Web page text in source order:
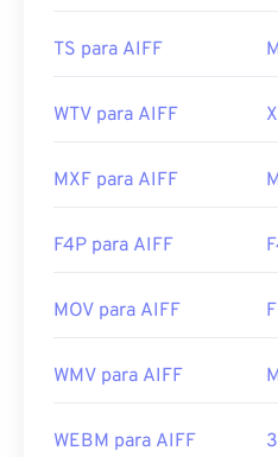
https://en.wikipedia.org/
2619569
TS para AIFF
WTV para AIFF
MXF para AIFF
F4P para AIFF
MOV para AIFF
WMV para AIFF
WEBM para AIFF